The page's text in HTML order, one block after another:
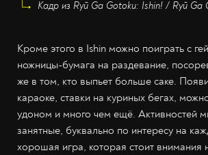
Кадр из Ryū Ga Gotoku: Ishin! / Ryū Ga
Кроме этого в Ishin можно поиграть с
ножницы-бумага на раздевание,
же в том, кто выпьет больше саке.
караоке, ставки на куриных бегах,
удоном и много чем ещё. Активностей
занятные, буквально по интересу на
хорошая игра, которая стоит внимания